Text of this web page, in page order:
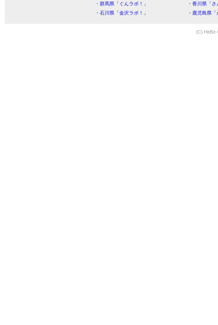
・群馬県「ぐんラボ！」
・香川県「
・石川県「金沢ラボ！」
・鹿児島県
(C) HitBit